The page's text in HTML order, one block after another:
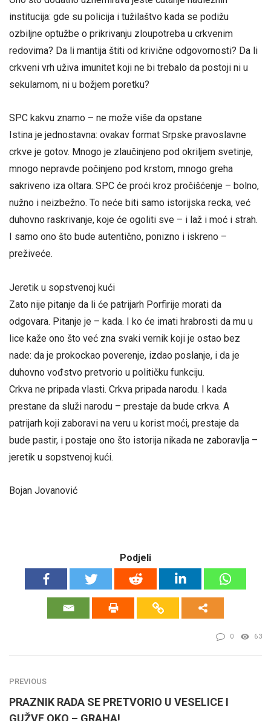
institucija: gde su policija i tužilaštvo kada se podižu
ozbiljne optužbe o prikrivanju zloupotreba u crkvenim
redovima? Da li mantija štiti od krivične odgovornosti? Da li
crkveni vrh uživa imunitet koji ne bi trebalo da postoji ni u
sekularnom, ni u božjem poretku?
SPC kakvu znamo – ne može više da opstane
Istina je jednostavna: ovakav format Srpske pravoslavne
crkve je gotov. Mnogo je zlaučinjeno pod okriljem svetinje,
mnogo nepravde počinjeno pod krstom, mnogo greha
sakriveno iza oltara. SPC će proći kroz pročišćenje – bolno,
nužno i neizbežno. To neće biti samo istorijska recka, već
duhovno raskrivanje, koje će ogoliti sve – i laž i moć i strah.
I samo ono što bude autentično, ponizno i iskreno –
preživeće.
Jeretik u sopstvenoj kući
Zato nije pitanje da li će patrijarh Porfirije morati da
odgovara. Pitanje je – kada. I ko će imati hrabrosti da mu u
lice kaže ono što već zna svaki vernik koji je ostao bez
nade: da je prokockao poverenje, izdao poslanje, i da je
duhovno vođstvo pretvorio u političku funkciju.
Crkva ne pripada vlasti. Crkva pripada narodu. I kada
prestane da služi narodu – prestaje da bude crkva. A
patrijarh koji zaboravi na veru u korist moći, prestaje da
bude pastir, i postaje ono što istorija nikada ne zaboravlja –
jeretik u sopstvenoj kući.
Bojan Jovanović
Podjeli
0 63
PREVIOUS
PRAZNIK RADA SE PRETVORIO U VESELICE I
GUŽVE OKO – GRAHA!